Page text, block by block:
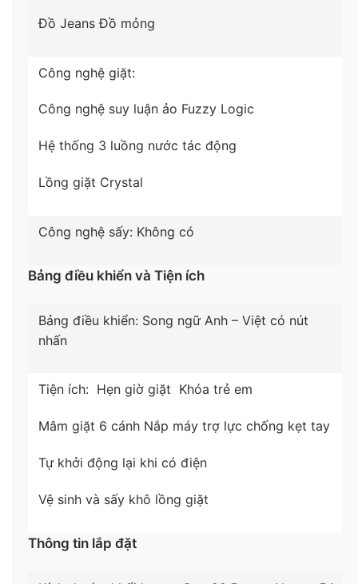
đường kính siêu nhỏ chỉ 2.4 mm cũng giúp
Khối lượng giặt 8.5 kg phù hợp với gia đình từ 3 – 5
Máy giặt Casper sở hữu gam màu xám sang trọng
cho đến cổ điển. Với khối lượng giặt là8.5 kg , máy
từ 3 – 5 thành viên.
Đồ Jeans Đồ mỏng
Công nghệ giặt:
Công nghệ suy luận ảo Fuzzy Logic
Hệ thống 3 luồng nước tác động
Lồng giặt Crystal
Công nghệ sấy: Không có
Bảng điều khiển và Tiện ích
Bảng điều khiển: Song ngữ Anh – Việt có nút
nhấn
Tiện ích: Hẹn giờ giặt Khóa trẻ em
Mâm giặt 6 cánh Nắp máy trợ lực chống kẹt tay
Tự khởi động lại khi có điện
Vệ sinh và sấy khô lồng giặt
Thông tin lắp đặt